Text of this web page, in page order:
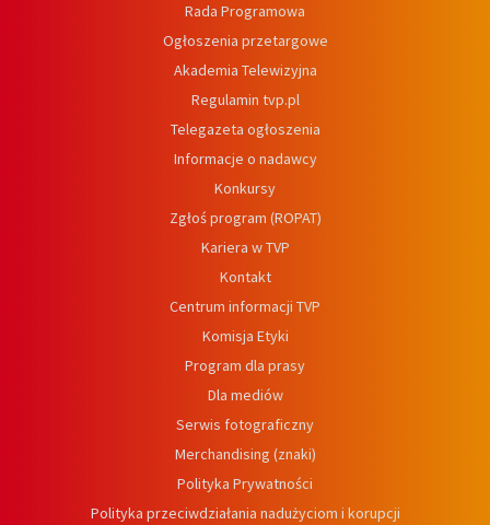
Rada Programowa
Ogłoszenia przetargowe
Akademia Telewizyjna
Regulamin tvp.pl
Telegazeta ogłoszenia
Informacje o nadawcy
Konkursy
Zgłoś program (ROPAT)
Kariera w TVP
Kontakt
Centrum informacji TVP
Komisja Etyki
Program dla prasy
Dla mediów
Serwis fotograficzny
Merchandising (znaki)
Polityka Prywatności
Polityka przeciwdziałania nadużyciom i korupcji